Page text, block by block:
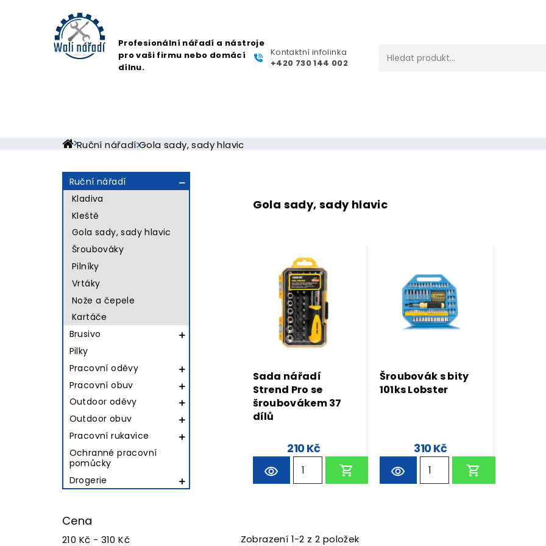
Profesionální nářadí a nástroje
pro vaši firmu nebo domácí
dílnu.
Kontaktní infolinka
+420 730 144 002
Ruční nářadí Gola sady, sady hlavic
Ruční nářadí 
Kladiva
Kleště
Gola sady, sady hlavic
Šroubováky
Pilníky
Vrtáky
Nože a čepele
Kartáče
Brusivo

Pilky
Pracovní oděvy

Pracovní obuv 
Outdoor oděvy 
Outdoor obuv 
Pracovní rukavice 
Ochranné pracovní
pomůcky
Drogerie

Cena
210 Kč - 310 Kč
Gola sady, sady hlavic
Sada nářadí
Strend Pro se
šroubovákem 37
dílů
210 Kč
Šroubovák s bity
101ks Lobster
310 Kč
Zobrazení 1-2 z 2 položek